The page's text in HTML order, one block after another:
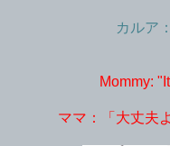
カルア
Mommy:
ママ：「大丈夫